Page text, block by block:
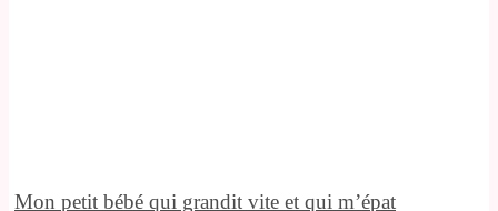
Mon petit bébé qui grandit vite et qui m’épat